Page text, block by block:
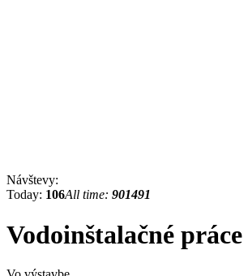
Návštevy:
Today: 106All time: 901491
Vodoinštalačné práce